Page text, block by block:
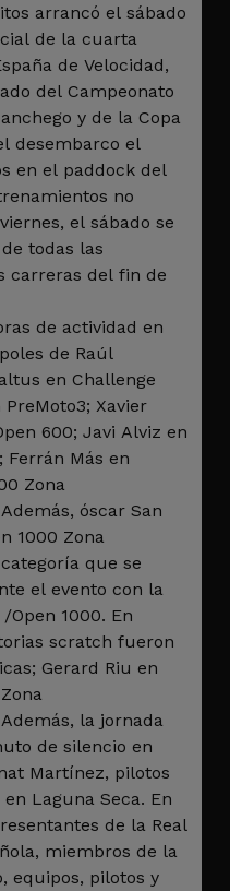
arrancó el sábado
de la cuarta
de Velocidad,
del Campeonato
y de la Copa
desembarco el
en el paddock del
no
el sábado se
todas las
carreras del fin de
de actividad en
de Raúl
en Challenge
Xavier
600; Javi Alviz en
Ferrán Más en
Zona
óscar San
1000 Zona
que se
el evento con la
Open 1000. En
scratch fueron
Gerard Riu en
la jornada
de silencio en
Martínez, pilotos
Laguna Seca. En
de la Real
miembros de la
equipos, pilotos y